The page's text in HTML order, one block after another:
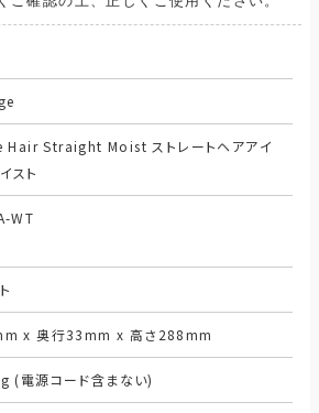
Hair Straight Moist ストレートヘアアイ
スト
WT
x 奥行33mm x 高さ288mm
(電源コード含まない)